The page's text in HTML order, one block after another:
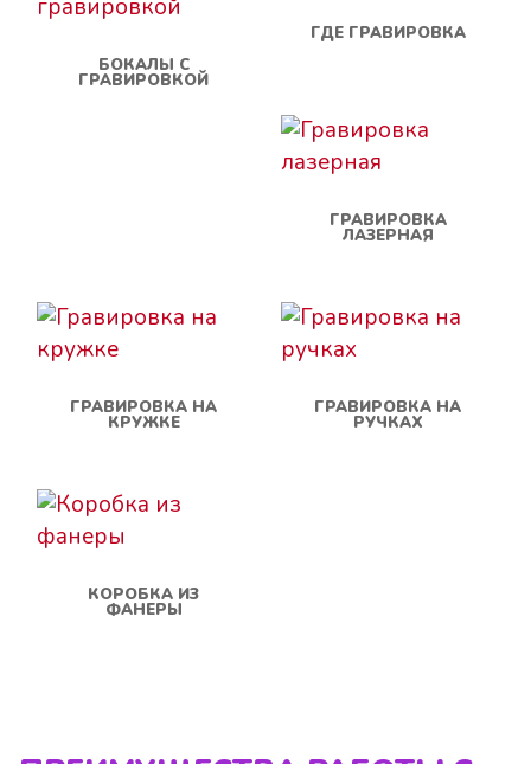
БОКАЛЫ С
ГРАВИРОВКОЙ
ГДЕ ГРАВИРОВКА
ГРАВИРОВКА
ЛАЗЕРНАЯ
ГРАВИРОВКА НА
КРУЖКЕ
ГРАВИРОВКА НА
РУЧКАХ
КОРОБКА ИЗ
ФАНЕРЫ